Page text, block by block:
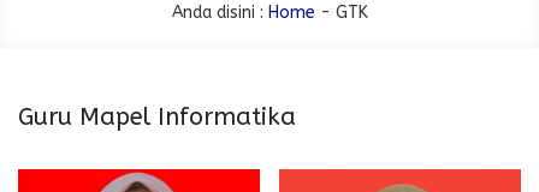
Anda disini : Home - GTK
Guru Mapel Informatika